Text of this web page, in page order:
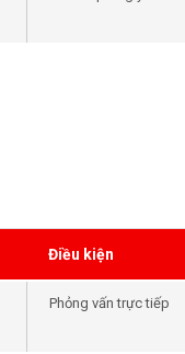
Điều kiện
Phỏng vấn trực tiếp